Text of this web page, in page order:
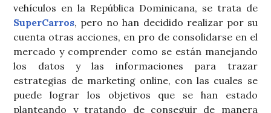
vehículos en la República Dominicana, se trata de
SuperCarros, pero no han decidido realizar por su
cuenta otras acciones, en pro de consolidarse en el
mercado y comprender como se están manejando
los datos y las informaciones para trazar
estrategias de marketing online, con las cuales se
puede lograr los objetivos que se han estado
planteando y tratando de conseguir de manera